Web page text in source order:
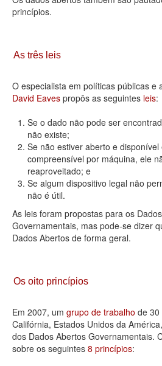
Agenda
Contato
princípios.
As três leis
O especialista em políticas públicas e
David Eaves propôs as seguintes leis:
Se o dado não pode ser
não existe;
Se não estiver aberto e disponível
compreensível por máquina, ele
reaproveitado; e
Se algum dispositivo legal não
não é útil.
As leis foram propostas para os
Governamentais, mas pode-se dizer
Dados Abertos de forma geral.
Os oito princípios
Em 2007, um grupo de trabalho de 30
Califórnia, Estados Unidos da
dos Dados Abertos Governamentais.
sobre os seguintes 8 princípios: